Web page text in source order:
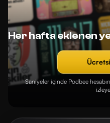
Her hafta eklenen
Saniyeler içinde Podbee